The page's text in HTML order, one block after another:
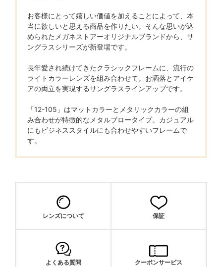
お客様にとって嬉しい価値を加えることによって、本
当に欲しいと思える商品を作りたい。そんな思いが込
められたメガネストアーオリジナルブランドから、サ
ングラスシリーズが新登場です。
長年愛され続けてきたクラシックフレームに、流行の
ライトカラーレンズを組み合わせて。お洒落とアイケ
アの両立を実現するサングラスラインアップです。
「12-105」はマットカラーとメタリックカラーの組
み合わせが特徴的なメタルブロータイプ。カジュアル
にもビジネススタイルにも合わせやすいフレームで
す。
レンズについて 保証
よくある質問 クーポンサービス